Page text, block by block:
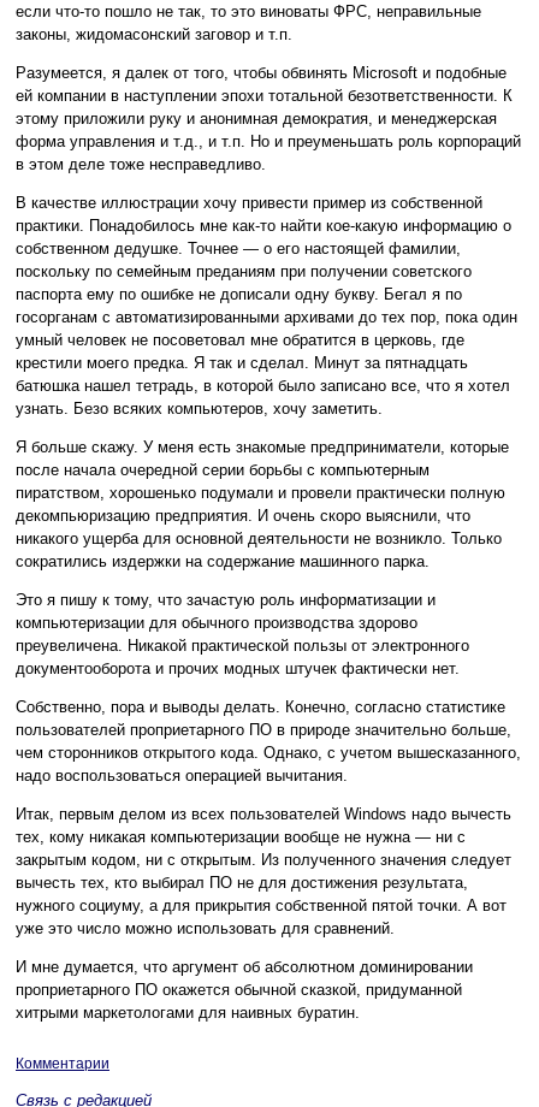
если что-то пошло не так, то это виноваты ФРС, неправильные
законы, жидомасонский заговор и т.п.
Разумеется, я далек от того, чтобы обвинять Microsoft и подобные
ей компании в наступлении эпохи тотальной безответственности. К
этому приложили руку и анонимная демократия, и менеджерская
форма управления и т.д., и т.п. Но и преуменьшать роль корпораций
в этом деле тоже несправедливо.
В качестве иллюстрации хочу привести пример из собственной
практики. Понадобилось мне как-то найти кое-какую информацию о
собственном дедушке. Точнее — о его настоящей фамилии,
поскольку по семейным преданиям при получении советского
паспорта ему по ошибке не дописали одну букву. Бегал я по
госорганам с автоматизированными архивами до тех пор, пока один
умный человек не посоветовал мне обратится в церковь, где
крестили моего предка. Я так и сделал. Минут за пятнадцать
батюшка нашел тетрадь, в которой было записано все, что я хотел
узнать. Безо всяких компьютеров, хочу заметить.
Я больше скажу. У меня есть знакомые предприниматели, которые
после начала очередной серии борьбы с компьютерным
пиратством, хорошенько подумали и провели практически полную
декомпьюризацию предприятия. И очень скоро выяснили, что
никакого ущерба для основной деятельности не возникло. Только
сократились издержки на содержание машинного парка.
Это я пишу к тому, что зачастую роль информатизации и
компьютеризации для обычного производства здорово
преувеличена. Никакой практической пользы от электронного
документооборота и прочих модных штучек фактически нет.
Собственно, пора и выводы делать. Конечно, согласно статистике
пользователей проприетарного ПО в природе значительно больше,
чем сторонников открытого кода. Однако, с учетом вышесказанного,
надо воспользоваться операцией вычитания.
Итак, первым делом из всех пользователей Windows надо вычесть
тех, кому никакая компьютеризации вообще не нужна — ни с
закрытым кодом, ни с открытым. Из полученного значения следует
вычесть тех, кто выбирал ПО не для достижения результата,
нужного социуму, а для прикрытия собственной пятой точки. А вот
уже это число можно использовать для сравнений.
И мне думается, что аргумент об абсолютном доминировании
проприетарного ПО окажется обычной сказкой, придуманной
хитрыми маркетологами для наивных буратин.
Комментарии
Связь с редакцией